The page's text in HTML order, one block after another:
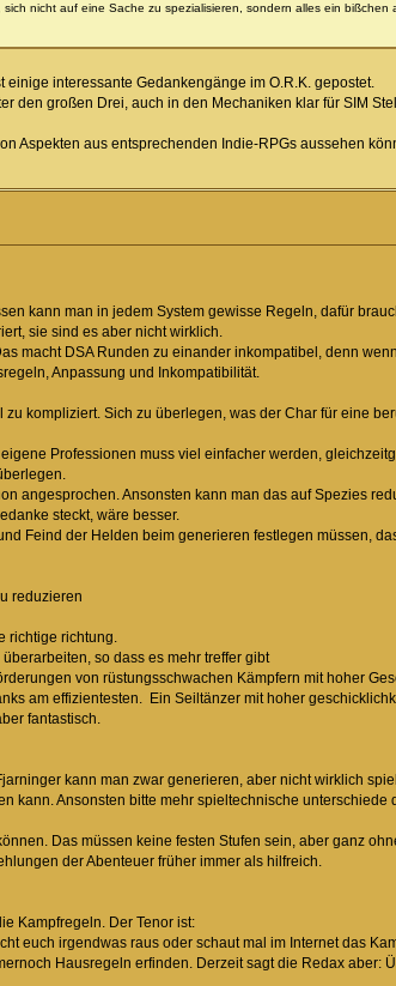
nicht auf eine Sache zu spezialisieren, sondern alles ein
einige interessante Gedankengänge im O.R.K. gepostet.
den großen Drei, auch in den Mechaniken klar für SIM
Aspekten aus entsprechenden Indie-RPGs aussehen
kann man in jedem System gewisse Regeln, dafür
sie sind es aber nicht wirklich.
macht DSA Runden zu einander inkompatibel, denn
Anpassung und Inkompatibilität.
kompliziert. Sich zu überlegen, was der Char für eine
Professionen muss viel einfacher werden,
angesprochen. Ansonsten kann man das auf Spezies
steckt, wäre besser.
Feind der Helden beim generieren festlegen müssen,
reduzieren
richtige richtung.
so dass es mehr treffer gibt
von rüstungsschwachen Kämpfern mit hoher
am effizientesten. Ein Seiltänzer mit hoher
fantastisch.
kann man zwar generieren, aber nicht wirklich
kann. Ansonsten bitte mehr spieltechnische unterschiede
Das müssen keine festen Stufen sein, aber ganz
der Abenteuer früher immer als hilfreich.
Kampfregeln. Der Tenor ist:
euch irgendwas raus oder schaut mal im Internet das
Hausregeln erfinden. Derzeit sagt die Redax aber: